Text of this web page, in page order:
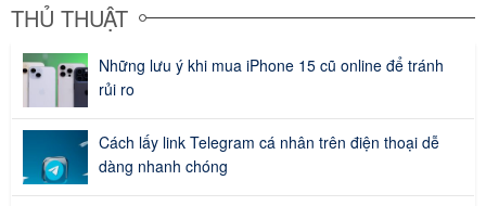
THỦ THUẬT
Những lưu ý khi mua iPhone 15 cũ online để tránh
rủi ro
Cách lấy link Telegram cá nhân trên điện thoại dễ
dàng nhanh chóng